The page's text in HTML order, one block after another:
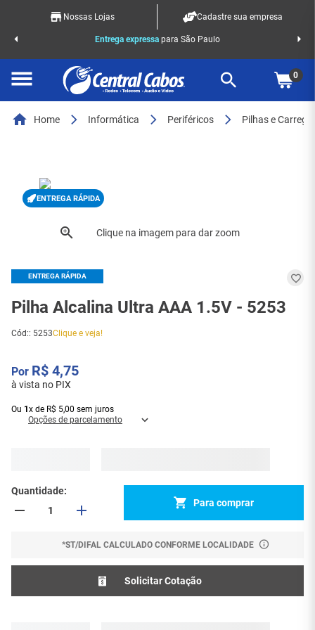
Nossas Lojas
Cadastre sua empresa
Entrega expressa para São Paulo
0
Home Informática Periféricos Pilhas e
ENTREGA RÁPIDA
ENTREGA RÁPIDA
Pilha Alcalina Ultra AAA 1.5V - 5253
Cód:: 5253Clique e veja!
R$ 4,75
à vista no PIX
Ou 1 x de R$ 5,00 sem juros
Opções de parcelamento
Quantidade
Para comprar
*ST/DIFAL CALCULADO CONFORME LOCALIDADE
Solicitar Cotação